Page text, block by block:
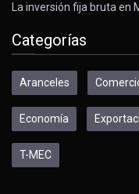
La inversión fija bruta en
Categorías
Aranceles
Economía
T-MEC